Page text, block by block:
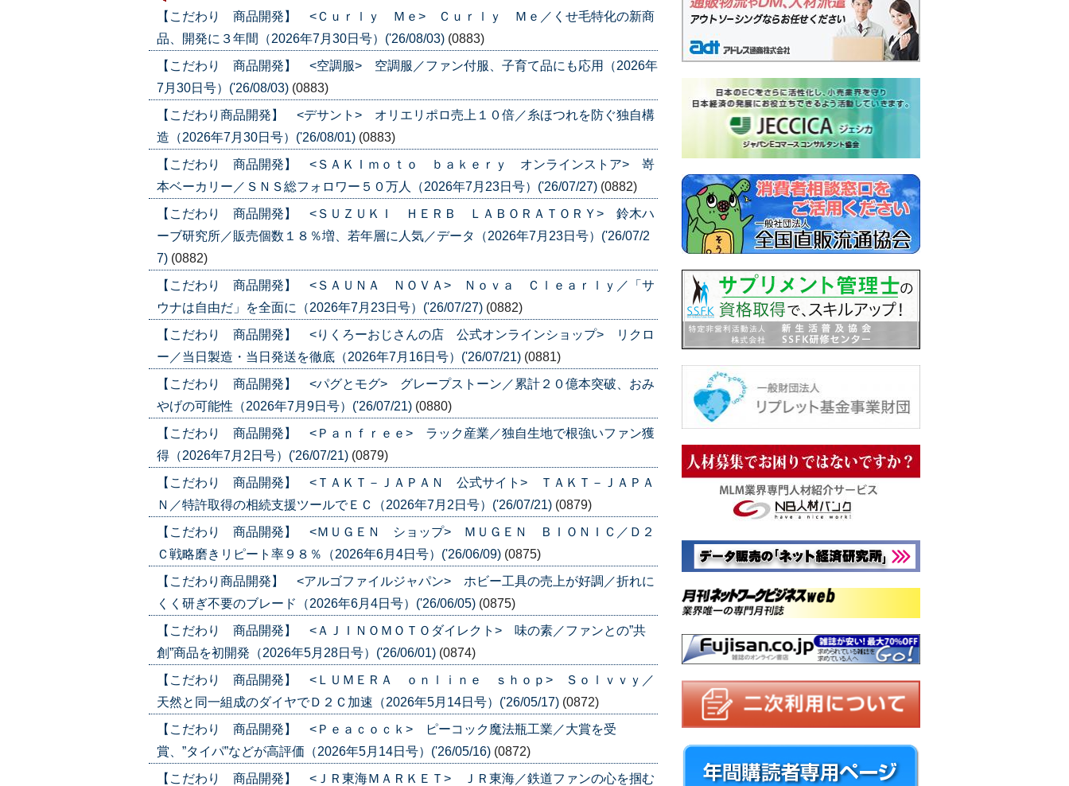
【こだわり 商品開発】 <Ｃｕｒｌｙ Ｍｅ> Ｃｕｒｌｙ Ｍｅ／くせ毛特化の新商
品、開発に３年間（2026年7月30日号）('26/08/03) (0883)
【こだわり 商品開発】 <空調服> 空調服／ファン付服、子育て品にも応用（2026年
7月30日号）('26/08/03) (0883)
【こだわり商品開発】 <デサント> オリエリポロ売上１０倍／糸ほつれを防ぐ独自構
造（2026年7月30日号）('26/08/01) (0883)
【こだわり 商品開発】 <ＳＡＫＩｍｏｔｏ ｂａｋｅｒｙ オンラインストア> 嵜
本ベーカリー／ＳＮＳ総フォロワー５０万人（2026年7月23日号）('26/07/27) (0882)
【こだわり 商品開発】 <ＳＵＺＵＫＩ ＨＥＲＢ ＬＡＢＯＲＡＴＯＲＹ> 鈴木ハ
ーブ研究所／販売個数１８％増、若年層に人気／データ（2026年7月23日号）('26/07/2
7) (0882)
【こだわり 商品開発】 <ＳＡＵＮＡ ＮＯＶＡ> Ｎｏｖａ Ｃｌｅａｒｌｙ／「サ
ウナは自由だ」を全面に（2026年7月23日号）('26/07/27) (0882)
【こだわり 商品開発】 <りくろーおじさんの店 公式オンラインショップ> リクロ
ー／当日製造・当日発送を徹底（2026年7月16日号）('26/07/21) (0881)
【こだわり 商品開発】 <パグとモグ> グレープストーン／累計２０億本突破、おみ
やげの可能性（2026年7月9日号）('26/07/21) (0880)
【こだわり 商品開発】 <Ｐａｎｆｒｅｅ> ラック産業／独自生地で根強いファン獲
得（2026年7月2日号）('26/07/21) (0879)
【こだわり 商品開発】 <ＴＡＫＴ－ＪＡＰＡＮ 公式サイト> ＴＡＫＴ－ＪＡＰＡ
Ｎ／特許取得の相続支援ツールでＥＣ（2026年7月2日号）('26/07/21) (0879)
【こだわり 商品開発】 <ＭＵＧＥＮ ショップ> ＭＵＧＥＮ ＢＩＯＮＩＣ／Ｄ２
Ｃ戦略磨きリピート率９８％（2026年6月4日号）('26/06/09) (0875)
【こだわり商品開発】 <アルゴファイルジャパン> ホビー工具の売上が好調／折れに
くく研ぎ不要のブレード（2026年6月4日号）('26/06/05) (0875)
【こだわり 商品開発】 <ＡＪＩＮＯＭＯＴＯダイレクト> 味の素／ファンとの”共
創”商品を初開発（2026年5月28日号）('26/06/01) (0874)
【こだわり 商品開発】 <ＬＵＭＥＲＡ ｏｎｌｉｎｅ ｓｈｏｐ> Ｓｏｌｖｖｙ／
天然と同一組成のダイヤでＤ２Ｃ加速（2026年5月14日号）('26/05/17) (0872)
【こだわり 商品開発】 <Ｐｅａｃｏｃｋ> ピーコック魔法瓶工業／大賞を受
賞、”タイパ”などが高評価（2026年5月14日号）('26/05/16) (0872)
【こだわり 商品開発】 <ＪＲ東海ＭＡＲＫＥＴ> ＪＲ東海／鉄道ファンの心を掴む